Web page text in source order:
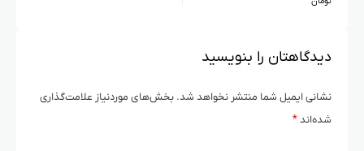
دیدگاهتان را بنویسید
نشانی ایمیل شما منتشر نخواهد شد. بخش‌های موردنیاز علامت‌گذاری
شده‌اند*